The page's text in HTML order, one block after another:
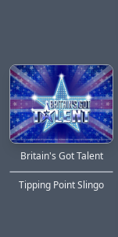
Britain's Got Talent
Tipping Point Slingo